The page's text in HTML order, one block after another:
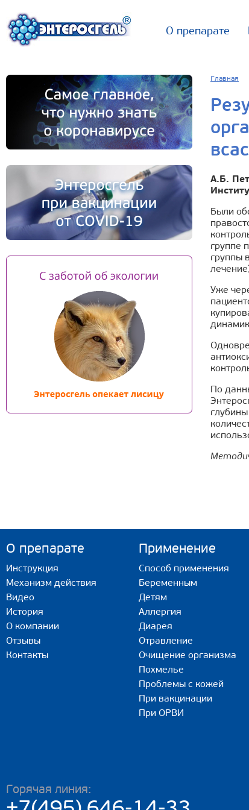
О препарате
Главная
А.Б.
Были
группе
группы
Уже
По
О препарате
Инструкция
Механизм действия
Видео
История
О компании
Отзывы
Контакты
Применение
Способ применения
Беременным
Детям
Аллергия
Диарея
Отравление
Очищение организма
Похмелье
Проблемы с кожей
При вакцинации
При ОРВИ
Горячая линия: